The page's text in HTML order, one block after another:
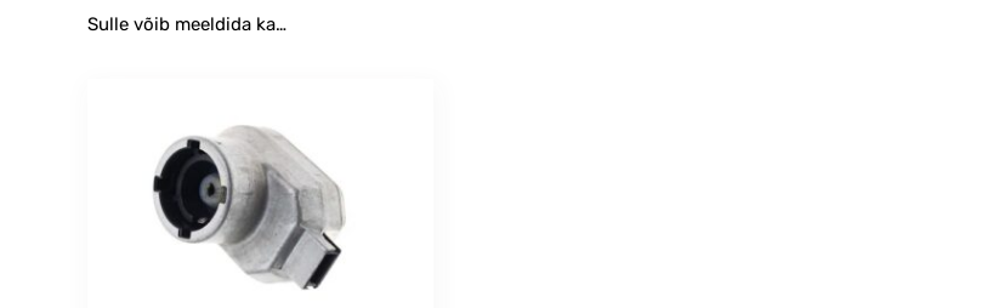
Sulle võib meeldida ka…